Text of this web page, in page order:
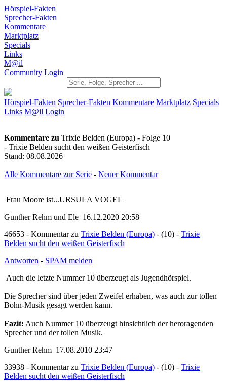
Hörspiel-Fakten
Sprecher-Fakten
Kommentare
Marktplatz
Specials
Links
M@il
Community Login
Hörspiel-Fakten Sprecher-Fakten Kommentare Marktplatz Specials
Links M@il Login
Kommentare zu Trixie Belden (Europa) - Folge 10
- Trixie Belden sucht den weißen Geisterfisch
Stand: 08.08.2026
Alle Kommentare zur Serie - Neuer Kommentar
Frau Moore ist...URSULA VOGEL
Gunther Rehm und Ele 16.12.2020 20:58
46653 - Kommentar zu Trixie Belden (Europa) - (10) - Trixie
Belden sucht den weißen Geisterfisch
Antworten - SPAM melden
Auch die letzte Nummer 10 überzeugt als Jugendhörspiel.
Die Sprecher sind über jeden Zweifel erhaben, was auch zur tollen
Bohn-Musik gesagt werden kann.
Fazit: Auch Nummer 10 überzeugt hinsichtlich der heroragenden
Sprecher und der tollen Musik.
Gunther Rehm 17.08.2010 23:47
33938 - Kommentar zu Trixie Belden (Europa) - (10) - Trixie
Belden sucht den weißen Geisterfisch